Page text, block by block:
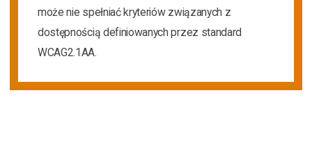
może nie spełniać kryteriów związanych z
dostępnością definiowanych przez standard
WCAG2.1AA.